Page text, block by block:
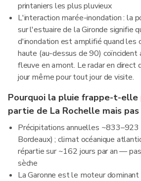
printaniers les plus pluvieux
L'interaction marée-inondation : la
sur l'estuaire de la Gironde signifie
d'inondation est amplifié quand les
haute (au-dessus de 90) coïncident
fleuve en amont. Le radar en direct
jour même pour tout jour de visite.
Pourquoi la pluie frappe-t-elle
partie de La Rochelle mais
Précipitations annuelles
Bordeaux) ; climat océanique
répartie sur ~162 jours par an —
sèche
La Garonne est le moteur dominant